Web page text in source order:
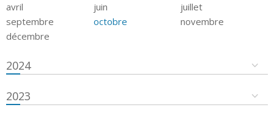
avril
juin
juillet
septembre
octobre
novembre
décembre
2024
2023